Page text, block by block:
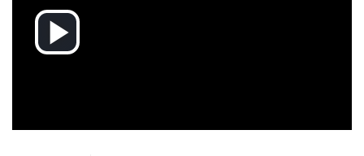
Воспроизвести
видео